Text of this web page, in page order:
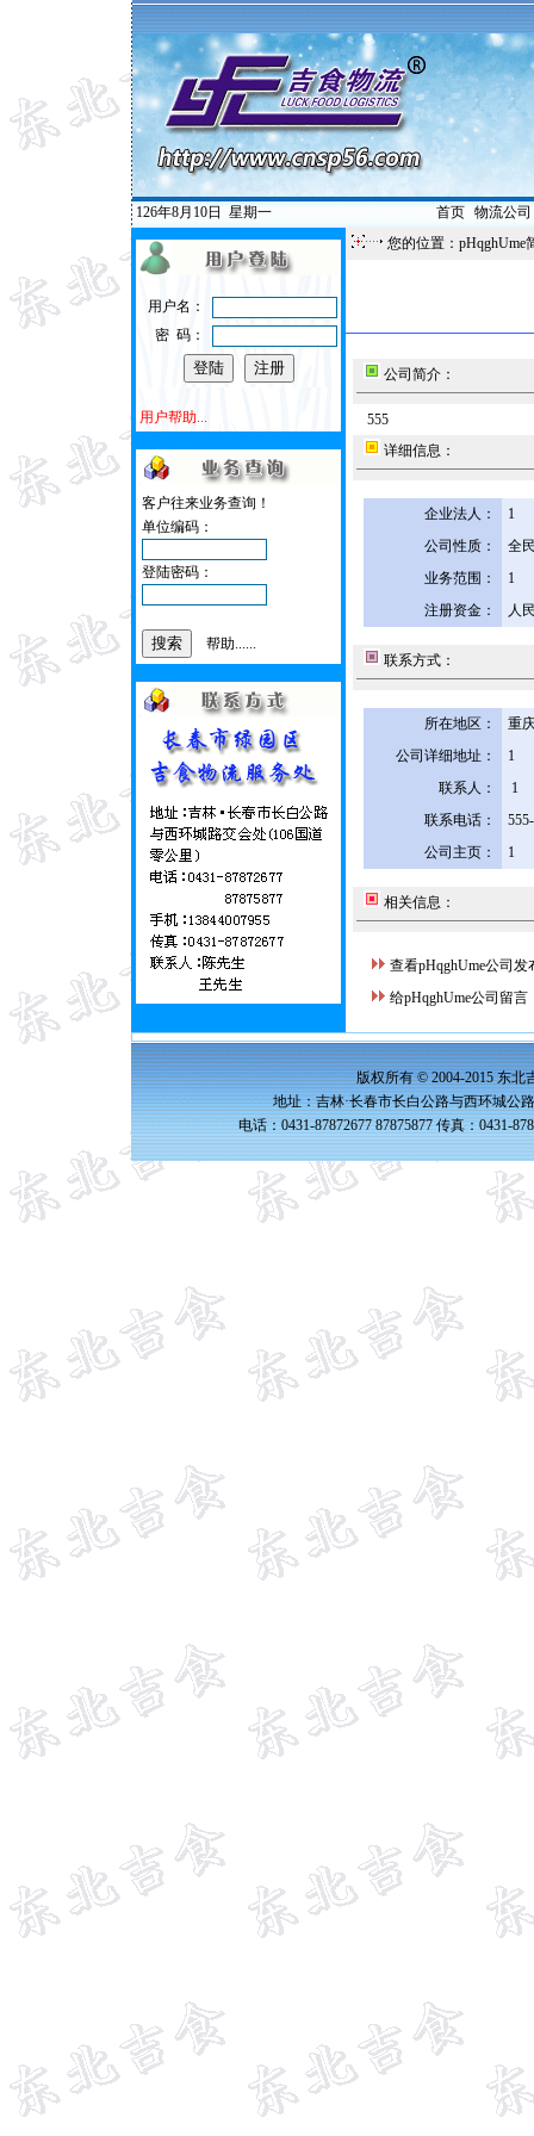
126年8月10日 星期一 首页| 物流公司
用户名：
密 码：
用户帮助...
客户往来业务查询！
单位编码：
登陆密码：
帮助......
您的位置：pHqghUme
公司简介：
555
详细信息：
企业法人：
1
公司性质：
全
业务范围：
1
注册资金：
人
联系方式：
所在地区：
重
公司详细地址：
1
联系人：
1
联系电话：
公司主页：
1
相关信息：
查看pHqghUme公司发
给pHqghUme公司留言
版权所有 © 2004-2015 东北
地址：吉林·长春市长白公路与西环城公
电话：0431-87872677 87875877 传真：0431-